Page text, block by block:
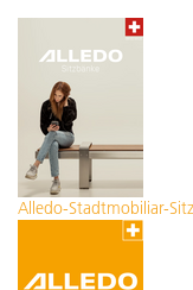
Alledo-Stadtmobiliar-